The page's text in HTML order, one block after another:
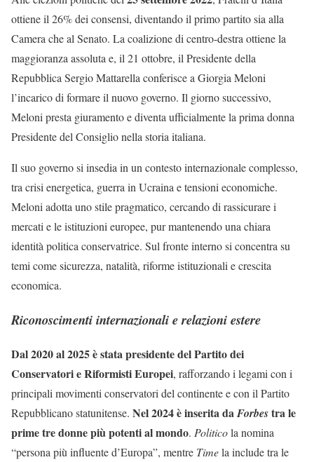
ottiene il 26% dei consensi, diventando il primo partito sia alla
Camera che al Senato. La coalizione di centro-destra ottiene la
maggioranza assoluta e, il 21 ottobre, il Presidente della
Repubblica Sergio Mattarella conferisce a Giorgia Meloni
l’incarico di formare il nuovo governo. Il giorno successivo,
Meloni presta giuramento e diventa ufficialmente la prima donna
Presidente del Consiglio nella storia italiana.
Il suo governo si insedia in un contesto internazionale complesso,
tra crisi energetica, guerra in Ucraina e tensioni economiche.
Meloni adotta uno stile pragmatico, cercando di rassicurare i
mercati e le istituzioni europee, pur mantenendo una chiara
identità politica conservatrice. Sul fronte interno si concentra su
temi come sicurezza, natalità, riforme istituzionali e crescita
economica.
Riconoscimenti internazionali e relazioni estere
Dal 2020 al 2025 è stata presidente del Partito dei
Conservatori e Riformisti Europei, rafforzando i legami con i
principali movimenti conservatori del continente e con il Partito
Repubblicano statunitense. Nel 2024 è inserita daForbestra le
prime tre donne più potenti al mondo. Politicola nomina
“persona più influente d’Europa”, mentre Timela include tra le